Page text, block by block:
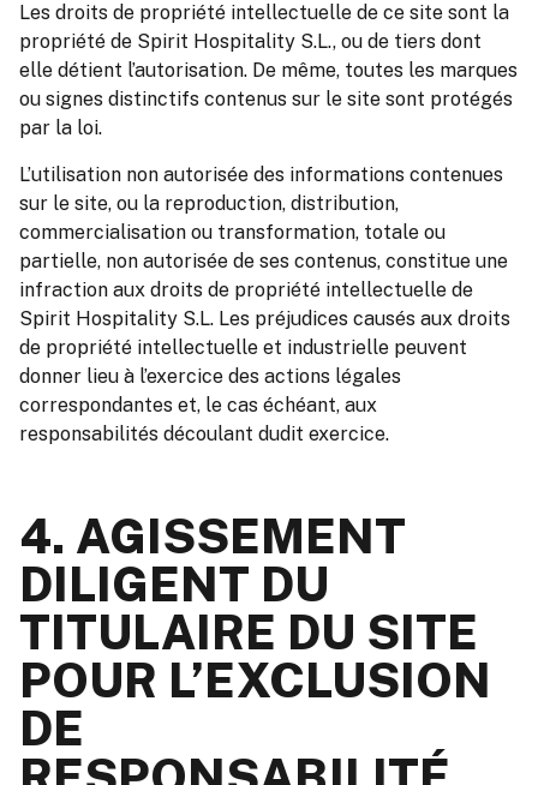
Les droits de propriété intellectuelle de ce site sont la
propriété de Spirit Hospitality S.L., ou de tiers dont
elle détient l’autorisation. De même, toutes les marques
ou signes distinctifs contenus sur le site sont protégés
par la loi.
L’utilisation non autorisée des informations contenues
sur le site, ou la reproduction, distribution,
commercialisation ou transformation, totale ou
partielle, non autorisée de ses contenus, constitue une
infraction aux droits de propriété intellectuelle de
Spirit Hospitality S.L. Les préjudices causés aux droits
de propriété intellectuelle et industrielle peuvent
donner lieu à l’exercice des actions légales
correspondantes et, le cas échéant, aux
responsabilités découlant dudit exercice.
4. AGISSEMENT
DILIGENT DU
TITULAIRE DU SITE
POUR L’EXCLUSION
DE